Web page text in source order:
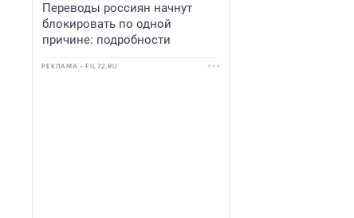
Переводы россиян начнут
блокировать по одной
причине: подробности
РЕКЛАМА • FIL72.RU